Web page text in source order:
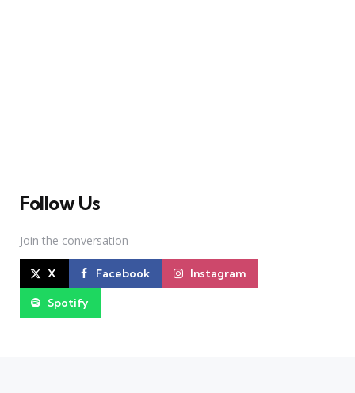
Follow Us
Join the conversation
X Facebook Instagram
Spotify